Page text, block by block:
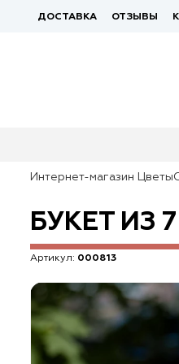
ДОСТАВКА ОТЗЫВЫ
Интернет-магазин
БУКЕТ ИЗ
Артикул: 000813